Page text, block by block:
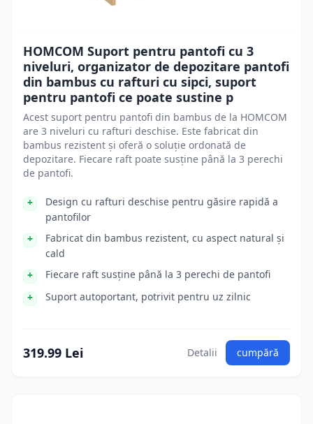
HOMCOM Suport pentru pantofi cu 3
niveluri, organizator de depozitare pantofi
din bambus cu rafturi cu sipci, suport
pentru pantofi ce poate sustine p
Acest suport pentru pantofi din bambus de la HOMCOM
are 3 niveluri cu rafturi deschise. Este fabricat din
bambus rezistent și oferă o soluție ordonată de
depozitare. Fiecare raft poate susține până la 3 perechi
de pantofi.
Design cu rafturi deschise pentru găsire rapidă a
pantofilor
Fabricat din bambus rezistent, cu aspect natural și
cald
Fiecare raft susține până la 3 perechi de pantofi
Suport autoportant, potrivit pentru uz zilnic
319.99 Lei Detalii cumpără